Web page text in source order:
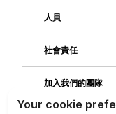
人員
社會責任
加入我們的團隊